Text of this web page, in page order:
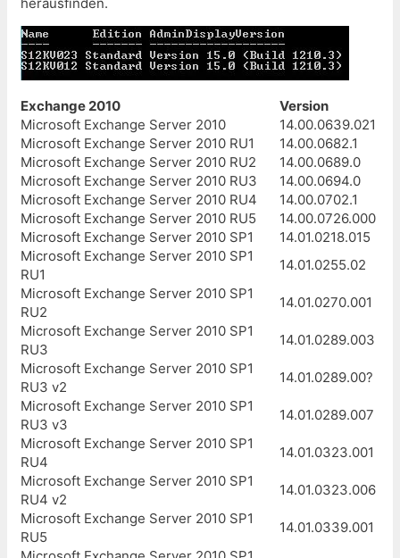
Exchange 2010
Version
Microsoft Exchange Server 2010
14.00.0639.021
Microsoft Exchange Server 2010 RU1
14.00.0682.1
Microsoft Exchange Server 2010 RU2
14.00.0689.0
Microsoft Exchange Server 2010 RU3
14.00.0694.0
Microsoft Exchange Server 2010 RU4
14.00.0702.1
Microsoft Exchange Server 2010 RU5
14.00.0726.000
Microsoft Exchange Server 2010 SP1
14.01.0218.015
Microsoft Exchange Server 2010 SP1
RU1
14.01.0255.02
Microsoft Exchange Server 2010 SP1
RU2
14.01.0270.001
Microsoft Exchange Server 2010 SP1
RU3
14.01.0289.003
Microsoft Exchange Server 2010 SP1
RU3 v2
14.01.0289.00?
Microsoft Exchange Server 2010 SP1
RU3 v3
14.01.0289.007
Microsoft Exchange Server 2010 SP1
RU4
14.01.0323.001
Microsoft Exchange Server 2010 SP1
RU4 v2
14.01.0323.006
Microsoft Exchange Server 2010 SP1
RU5
14.01.0339.001